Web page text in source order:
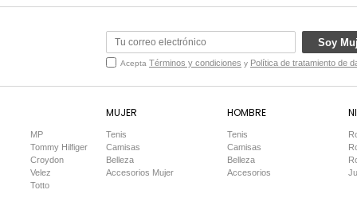
Soy
Acepta Términos y condiciones y Política de tratamiento de
MP
Tommy Hilfiger
Croydon
Velez
Totto
MUJER
Tenis
Camisas
Belleza
Accesorios Mujer
HOMBRE
Tenis
Camisas
Belleza
Accesorios